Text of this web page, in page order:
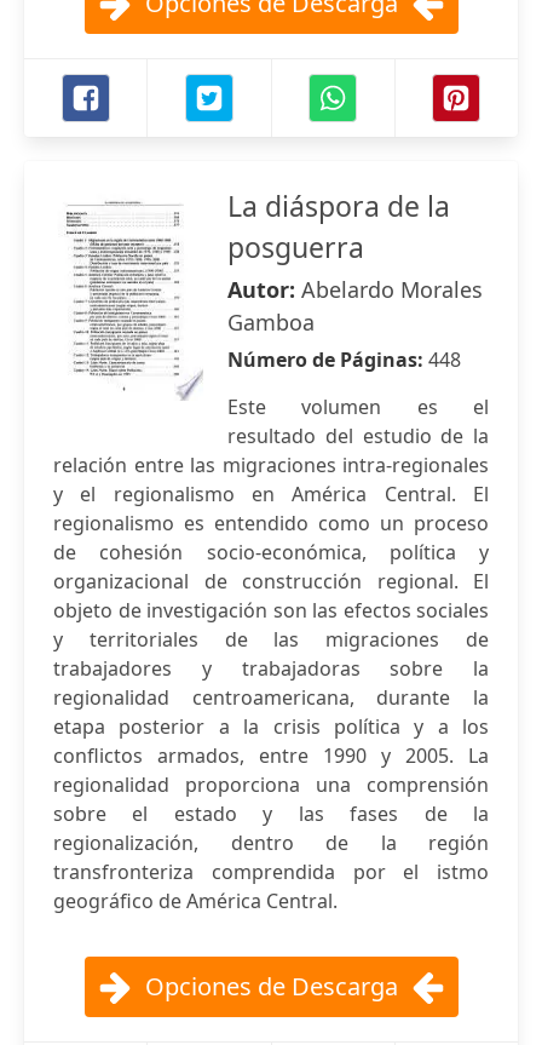
La diáspora de la
posguerra
Autor: Abelardo Morales
Gamboa
Número de Páginas: 448
Este volumen es el
resultado del estudio de la
relación entre las migraciones intra-regionales
y el regionalismo en América Central. El
regionalismo es entendido como un proceso
de cohesión socio-económica, política y
organizacional de construcción regional. El
objeto de investigación son las efectos sociales
y territoriales de las migraciones de
trabajadores y trabajadoras sobre la
regionalidad centroamericana, durante la
etapa posterior a la crisis política y a los
conflictos armados, entre 1990 y 2005. La
regionalidad proporciona una comprensión
sobre el estado y las fases de la
regionalización, dentro de la región
transfronteriza comprendida por el istmo
geográfico de América Central.
Opciones de Descarga